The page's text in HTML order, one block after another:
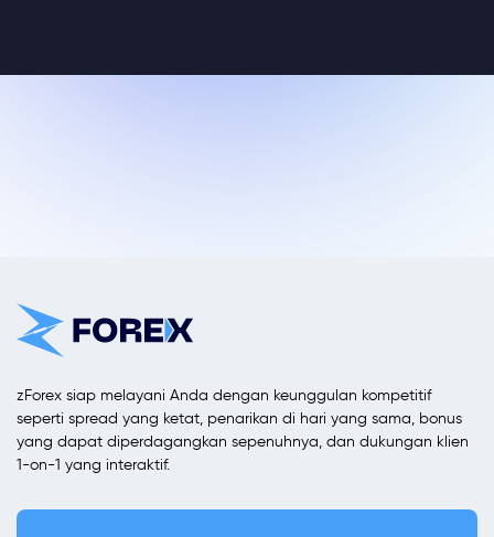
zForex siap melayani Anda dengan keunggulan kompetitif
seperti spread yang ketat, penarikan di hari yang sama, bonus
yang dapat diperdagangkan sepenuhnya, dan dukungan klien
1-on-1 yang interaktif.